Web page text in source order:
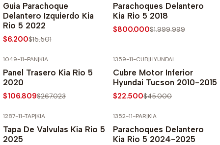
Guia Parachoque
Delantero Izquierdo Kia
Rio 5 2022
$6.200$15.501
Parachoques Delantero
Kia Rio 5 2018
$800.000$1.999.999
1049-11-PAN|KIA
Panel Trasero Kia Rio 5
2020
$106.809$267.023
1359-11-CUB|HYUNDAI
Cubre Motor Inferior
Hyundai Tucson 2010-2015
$22.500$45.000
1287-11-TAP|KIA
Tapa De Valvulas Kia Rio 5
2025
1352-11-PAR|KIA
Parachoques Delantero
Kia Rio 5 2024-2025